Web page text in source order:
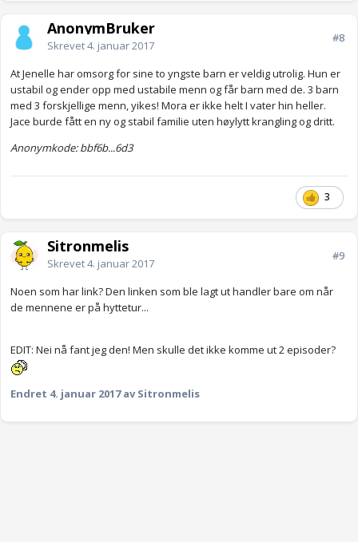
AnonymBruker
Skrevet4. januar 2017
#8
At Jenelle har omsorg for sine to yngste barn er veldig utrolig. Hun er
ustabil og ender opp med ustabile menn og får barn med de. 3 barn
med 3 forskjellige menn, yikes! Mora er ikke helt I vater hin heller.
Jace burde fått en ny og stabil familie uten høylytt krangling og dritt.
Anonymkode: bbf6b...6d3
3
Sitronmelis
Skrevet4. januar 2017
#9
Noen som har link? Den linken som ble lagt ut handler bare om når
de mennene er på hyttetur...
EDIT: Nei nå fant jeg den! Men skulle det ikke komme ut 2 episoder?
Endret 4. januar 2017av Sitronmelis